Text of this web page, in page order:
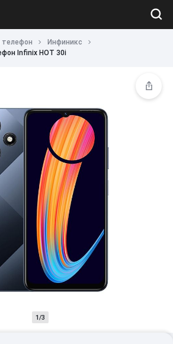
телефон
Инфиникс
Infinix HOT 30i
1/3